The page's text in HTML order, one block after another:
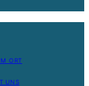
ORT
UNS